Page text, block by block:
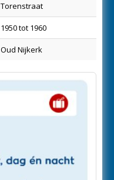
Torenstraat
1950 tot 1960
Oud Nijkerk